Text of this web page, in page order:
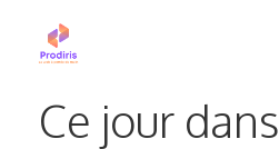
Ce jour